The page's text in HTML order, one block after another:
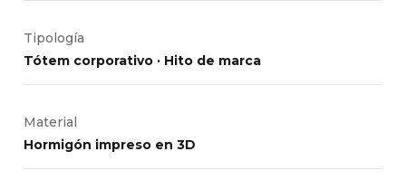
Tipología
Tótem corporativo · Hito de marca
Material
Hormigón impreso en 3D